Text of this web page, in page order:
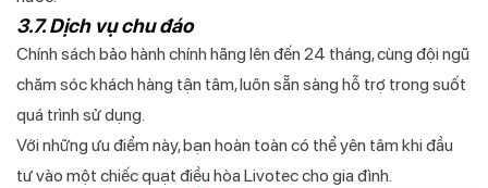
3.7. Dịch vụ chu đáo
Chính sách bảo hành chính hãng lên đến 24 tháng, cùng đội ngũ
chăm sóc khách hàng tận tâm, luôn sẵn sàng hỗ trợ trong suốt
quá trình sử dụng.
Với những ưu điểm này, bạn hoàn toàn có thể yên tâm khi đầu
tư vào một chiếc quạt điều hòa Livotec cho gia đình.